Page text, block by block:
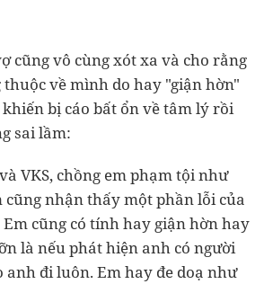
cũng vô cùng xót xa và cho rằng
về mình do hay "giận hờn"
bị cáo bất ổn về tâm lý rồi
sai lầm:
VKS, chồng em phạm tội như
cũng nhận thấy một phần lỗi của
Em cũng có tính hay giận hờn hay
là nếu phát hiện anh có người
anh đi luôn. Em hay đe doạ như